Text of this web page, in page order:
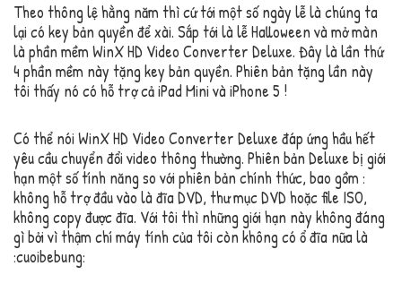
Theo thông lệ hằng năm thì cứ tới một số ngày lễ là chúng ta
lại có key bản quyền để xài. Sắp tới là lễ Halloween và mở màn
là phần mềm WinX HD Video Converter Deluxe. Đây là lần thứ
4 phần mềm này tặng key bản quyền. Phiên bản tặng lần này
tôi thấy nó có hỗ trợ cả iPad Mini và iPhone 5 !
Có thể nói WinX HD Video Converter Deluxe đáp ứng hầu hết
yêu cầu chuyển đổi video thông thường. Phiên bản Deluxe bị giới
hạn một số tính năng so với phiên bản chính thức, bao gồm :
không hỗ trợ đầu vào là đĩa DVD, thư mục DVD hoặc file ISO,
không copy được đĩa. Với tôi thì những giới hạn này không đáng
gì bởi vì thậm chí máy tính của tôi còn không có ổ đĩa nữa là
:cuoibebung: